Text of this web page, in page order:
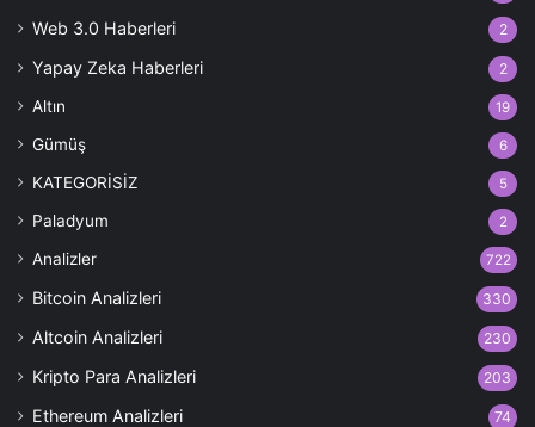
Web 3.0 Haberleri 2
Yapay Zeka Haberleri 2
Altın 19
Gümüş 6
KATEGORİSİZ 5
Paladyum 2
Analizler 722
Bitcoin Analizleri 330
Altcoin Analizleri 230
Kripto Para Analizleri 203
Ethereum Analizleri 74